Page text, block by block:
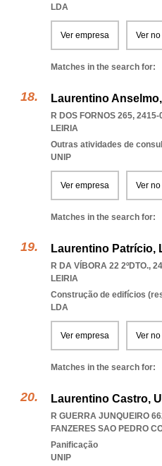
LDA
Ver empresa Ver
Matches in the search for:
Laurentino
R DOS FORNOS 265, 2415-
LEIRIA
Outras atividades de
UNIP
Ver empresa Ver
Matches in the search for:
Laurentino Patrício,
R DA VÍBORA 22 2ºDTO.,
LEIRIA
Construção de edifícios
LDA
Ver empresa Ver
Matches in the search for:
Laurentino Castro,
R GUERRA JUNQUEIRO
FANZERES SAO PEDRO
Panificação
UNIP